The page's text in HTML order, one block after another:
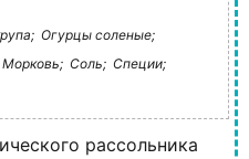
Огурцы соленые;
Морковь; Соль; Специи;
рассольника